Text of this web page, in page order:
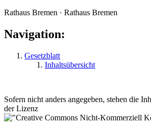
Rathaus Bremen · Rathaus Bremen
Navigation:
Gesetzblatt
Inhaltsübersicht
Sofern nicht anders angegeben, stehen die
der Lizenz